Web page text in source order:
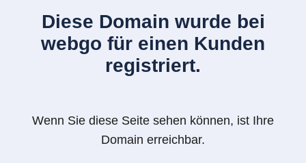
Diese Domain wurde bei
webgo für einen Kunden
registriert.
Wenn Sie diese Seite sehen können, ist Ihre
Domain erreichbar.